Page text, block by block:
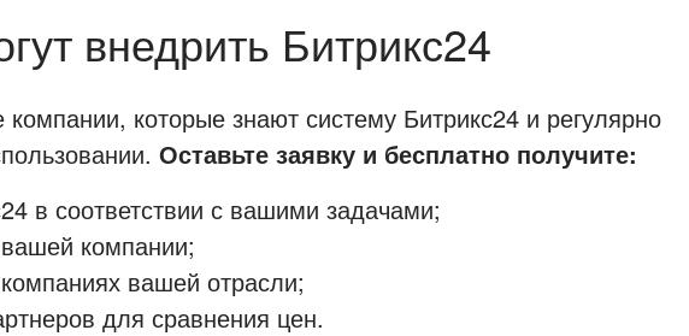
внедрить Битрикс24
которые знают систему Битрикс24 и регулярно
Оставьте заявку и бесплатно получите:
в соответствии с вашими задачами;
компании;
вашей отрасли;
для сравнения цен.